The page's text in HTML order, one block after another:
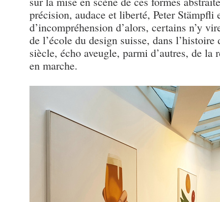
précision, audace et liberté, Peter Stämpfli
d’incompréhension d’alors, certains n’y
de l’école du design suisse, dans
siècle, écho aveugle, parmi d’autres, de la
en marche.